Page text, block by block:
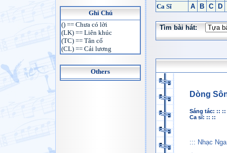
Ghi Chú
() == Chưa có lời
(LK) == Liên khúc
(TC) == Tân cổ
(CL) == Cải lương
Others
Ca Sĩ
A B C D
Tìm bài hát:
Dòng
Sáng tác: :: ::
Ca sĩ: :: ::
::: Nhạc